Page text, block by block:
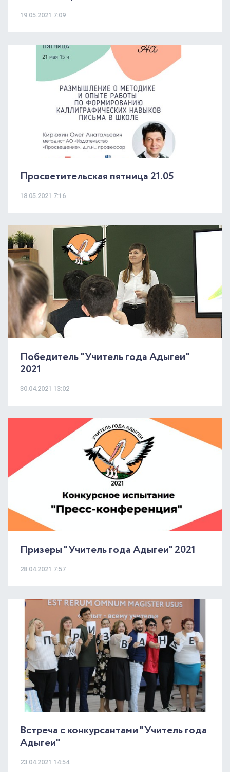
19.05.2021 7:09
Просветительская пятница 21.05
18.05.2021 7:16
Победитель "Учитель года Адыгеи"
2021
30.04.2021 13:02
Призеры "Учитель года Адыгеи" 2021
28.04.2021 7:57
Встреча с конкурсантами "Учитель года
Адыгеи"
23.04.2021 14:54